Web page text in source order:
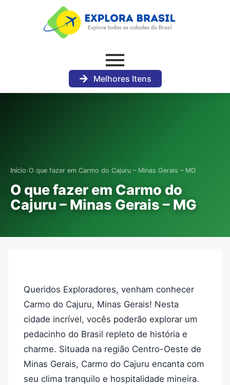
Melhores Itens
Início›O que fazer em Carmo do Cajuru – Minas Gerais – MG
O que fazer em Carmo do
Cajuru – Minas Gerais – MG
Queridos Exploradores, venham conhecer
Carmo do Cajuru, Minas Gerais! Nesta
cidade incrível, vocês poderão explorar um
pedacinho do Brasil repleto de história e
charme. Situada na região Centro-Oeste de
Minas Gerais, Carmo do Cajuru encanta com
seu clima tranquilo e hospitalidade mineira.